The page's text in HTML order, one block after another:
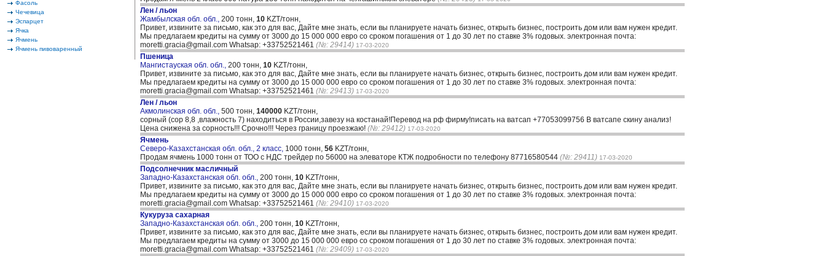
Фасоль
Чечевица
Эспарцет
Ячка
Ячмень
Ячмень пивоваренный
Лен / льон
Жамбылская обл. обл., 200 тонн, 10 KZT/тонн,
Привет, извините за письмо, как это для вас, Дайте мне знать, если вы планируете начать бизнес, открыть бизнес, построить дом или вам нужен кредит.
Мы предлагаем кредиты на сумму от 3000 до 15 000 000 евро со сроком погашения от 1 до 30 лет по ставке 3% годовых. электронная почта:
moretti.gracia@gmail.com Whatsap: +33752521461 (№: 29414) 17-03-2020
Пшеница
Мангистауская обл. обл., 200 тонн, 10 KZT/тонн,
Привет, извините за письмо, как это для вас, Дайте мне знать, если вы планируете начать бизнес, открыть бизнес, построить дом или вам нужен кредит.
Мы предлагаем кредиты на сумму от 3000 до 15 000 000 евро со сроком погашения от 1 до 30 лет по ставке 3% годовых. электронная почта:
moretti.gracia@gmail.com Whatsap: +33752521461 (№: 29413) 17-03-2020
Лен / льон
Акмолинская обл. обл., 500 тонн, 140000 KZT/тонн,
сорный (сор 8,8 ,влажность 7) находиться в России,завезу на костанай!Перевод на рф фирму!писать на ватсап +77053099756 В ватсапе скину анализ!
Цена снижена за сорность!!! Срочно!!! Через границу проезжаю! (№: 29412) 17-03-2020
Ячмень
Северо-Казахстанская обл. обл., 2 класс, 1000 тонн, 56 KZT/тонн,
Продам ячмень 1000 тонн от ТОО с НДС трейдер по 56000 на элеваторе КТЖ подробности по телефону 87716580544 (№: 29411) 17-03-2020
Подсолнечник масличный
Западно-Казахстанская обл. обл., 200 тонн, 10 KZT/тонн,
Привет, извините за письмо, как это для вас, Дайте мне знать, если вы планируете начать бизнес, открыть бизнес, построить дом или вам нужен кредит.
Мы предлагаем кредиты на сумму от 3000 до 15 000 000 евро со сроком погашения от 1 до 30 лет по ставке 3% годовых. электронная почта:
moretti.gracia@gmail.com Whatsap: +33752521461 (№: 29410) 17-03-2020
Кукуруза сахарная
Западно-Казахстанская обл. обл., 200 тонн, 10 KZT/тонн,
Привет, извините за письмо, как это для вас, Дайте мне знать, если вы планируете начать бизнес, открыть бизнес, построить дом или вам нужен кредит.
Мы предлагаем кредиты на сумму от 3000 до 15 000 000 евро со сроком погашения от 1 до 30 лет по ставке 3% годовых. электронная почта:
moretti.gracia@gmail.com Whatsap: +33752521461 (№: 29409) 17-03-2020